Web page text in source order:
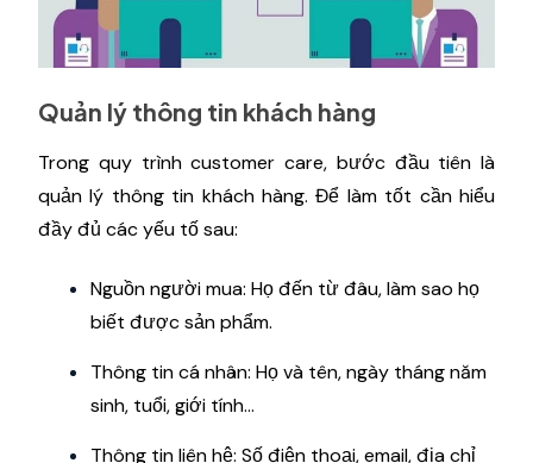
Quản lý thông tin khách hàng
Trong quy trình customer care, bước đầu tiên là
quản lý thông tin khách hàng. Để làm tốt cần hiểu
đầy đủ các yếu tố sau:
Nguồn người mua: Họ đến từ đâu, làm sao họ
biết được sản phẩm.
Thông tin cá nhân: Họ và tên, ngày tháng năm
sinh, tuổi, giới tính...
Thông tin liên hệ: Số điện thoại, email, địa chỉ